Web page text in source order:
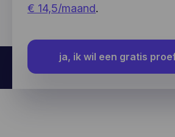
€ 14,5/maand.
ja, ik wil een gratis